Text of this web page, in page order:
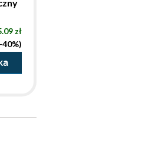
zł
40%)